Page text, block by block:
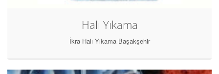
Halı Yıkama
İkra Halı Yıkama Başakşehir